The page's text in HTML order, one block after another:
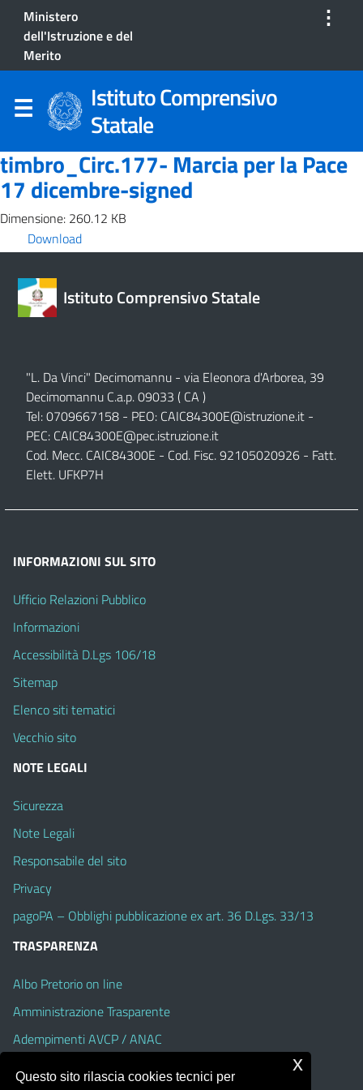
Ministero
dell'Istruzione e del
Merito
⋮
Istituto Comprensivo
Statale
timbro_Circ.177- Marcia per la Pace
17 dicembre-signed
Dimensione: 260.12 KB
Download
Istituto Comprensivo Statale
"L. Da Vinci" Decimomannu - via Eleonora d'Arborea, 39
Decimomannu C.a.p. 09033 ( CA )
Tel: 0709667158 - PEO: CAIC84300E@istruzione.it -
PEC: CAIC84300E@pec.istruzione.it
Cod. Mecc. CAIC84300E - Cod. Fisc. 92105020926 - Fatt.
Elett. UFKP7H
INFORMAZIONI SUL SITO
Ufficio Relazioni Pubblico
Informazioni
Accessibilità D.Lgs 106/18
Sitemap
Elenco siti tematici
Vecchio sito
NOTE LEGALI
Sicurezza
Note Legali
Responsabile del sito
Privacy
pagoPA – Obblighi pubblicazione ex art. 36 D.Lgs. 33/13
TRASPARENZA
Albo Pretorio on line
Amministrazione Trasparente
Adempimenti AVCP / ANAC
Questo sito rilascia cookies tecnici per
x